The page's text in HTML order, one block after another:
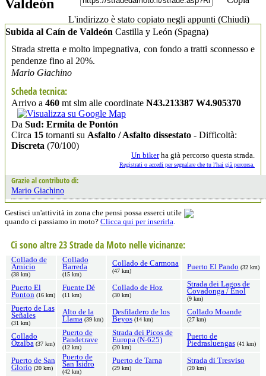
L'indirizzo è stato copiato negli appunti (Chiudi)
Valdeón
Subida al Caín de Valdeón Castilla y León (Spagna)
Strada stretta e molto impegnativa, con fondo a tratti sconnesso e
pendenze fino al 20%.
Mario Giachino
Scheda tecnica:
Arrivo a 460 mt slm alle coordinate N43.213387 W4.905370
Da Sud: Ermita de Pontón
Circa 15 tornanti su Asfalto / Asfalto dissestato - Difficoltà:
Discreta (70/100)
Un bikerha già percorso questa strada.
Registrati o accedi per segnalare che tu l'hai già percorsa.
Grazie al contributo di:
Mario Giachino
Gestisci un'attività in zona che pensi possa esserci utile
quando ci passiamo in moto? Clicca qui per inserirla.
Ci sono altre 23 Strade da Moto nelle vicinanze:
Collado de
Arnicio
(38 km)
Collado
Barreda
(15 km)
Collado de Carmona
(47 km) Puerto El Pando (32 km)
Puerto El
Ponton (16 km)
Fuente Dé
(11 km)
Collado de Hoz
(30 km)
Strada dei Lagos de
Covadonga / Enol
(9 km)
Puerto de Las
Señales
(31 km)
Alto de la
Llama (39 km)
Desfiladero de los
Beyos (14 km)
Collado Moande
(27 km)
Collado
Ozalba (37 km)
Puerto de
Pandetrave
(12 km)
Strada dei Picos de
Europa (N-625)
(20 km)
Puerto de
Piedrasluengas (41 km)
Puerto de San
Glorio (20 km)
Puerto de
San Isidro
(42 km)
Puerto de Tarna
(29 km)
Strada di Tresviso
(20 km)